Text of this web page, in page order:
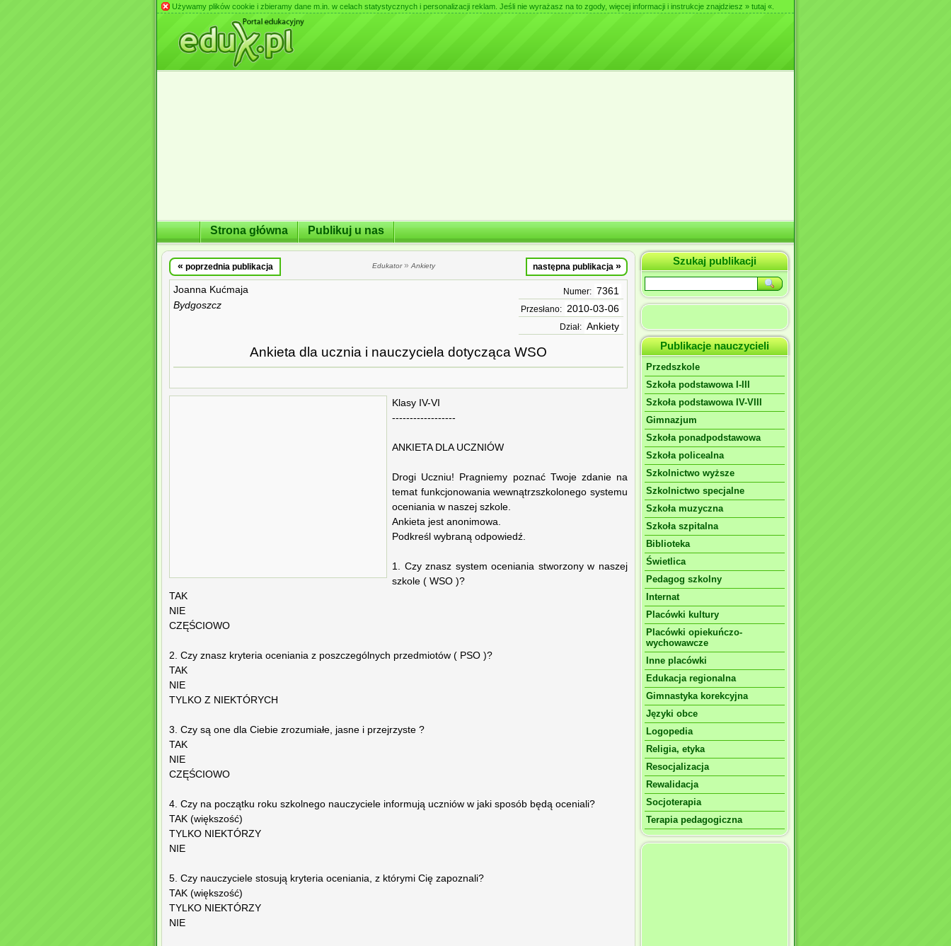
Używamy plików cookie i zbieramy dane m.in. w celach statystycznych i personalizacji reklam. Jeśli nie wyrażasz na to zgody, więcej informacji i instrukcje znajdziesz » tutaj «
Strona główna Publikuj u nas
« poprzednia publikacja Edukator»Ankiety następna publikacja »
Joanna Kućmaja
Bydgoszcz
Numer: 7361
Przesłano: 2010-03-06
Dział: Ankiety
Ankieta dla ucznia i nauczyciela dotycząca WSO
Klasy IV-VI
------------------
ANKIETA DLA UCZNIÓW
Drogi Uczniu! Pragniemy poznać Twoje zdanie na
temat funkcjonowania wewnątrzszkolonego systemu
oceniania w naszej szkole.
Ankieta jest anonimowa.
Podkreśl wybraną odpowiedź.
1. Czy znasz system oceniania stworzony w naszej
szkole ( WSO )?
TAK
NIE
CZĘŚCIOWO
2. Czy znasz kryteria oceniania z poszczególnych przedmiotów ( PSO )?
TAK
NIE
TYLKO Z NIEKTÓRYCH
3. Czy są one dla Ciebie zrozumiałe, jasne i przejrzyste ?
TAK
NIE
CZĘŚCIOWO
4. Czy na początku roku szkolnego nauczyciele informują uczniów w jaki sposób będą oceniali?
TAK (większość)
TYLKO NIEKTÓRZY
NIE
5. Czy nauczyciele stosują kryteria oceniania, z którymi Cię zapoznali?
TAK (większość)
TYLKO NIEKTÓRZY
NIE
Szukaj publikacji
Publikacje nauczycieli
Przedszkole
Szkoła podstawowa I-III
Szkoła podstawowa IV-VIII
Gimnazjum
Szkoła ponadpodstawowa
Szkoła policealna
Szkolnictwo wyższe
Szkolnictwo specjalne
Szkoła muzyczna
Szkoła szpitalna
Biblioteka
Świetlica
Pedagog szkolny
Internat
Placówki kultury
Placówki opiekuńczo-
wychowawcze
Inne placówki
Edukacja regionalna
Gimnastyka korekcyjna
Języki obce
Logopedia
Religia, etyka
Resocjalizacja
Rewalidacja
Socjoterapia
Terapia pedagogiczna